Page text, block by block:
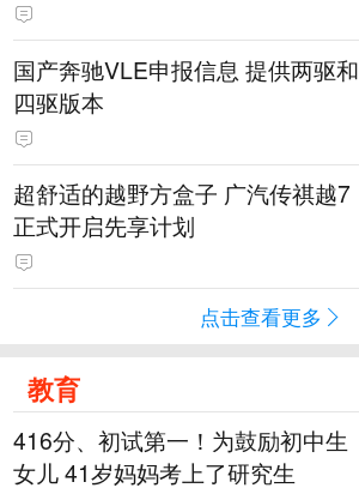
国产奔驰VLE申报信息 提供两驱和
四驱版本
超舒适的越野方盒子 广汽传祺越7
正式开启先享计划
点击查看更多
教育
416分、初试第一！为鼓励初中生
女儿 41岁妈妈考上了研究生